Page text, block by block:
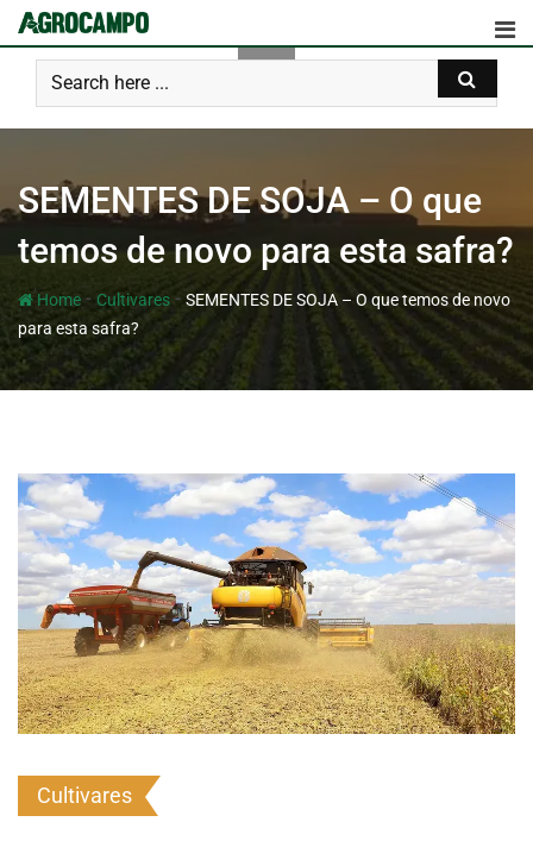
SEMENTES DE SOJA – O que
temos de novo para esta safra?
Home - Cultivares -SEMENTES DE SOJA – O que temos de novo
para esta safra?
Cultivares